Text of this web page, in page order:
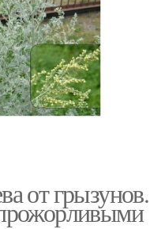
от грызунов.